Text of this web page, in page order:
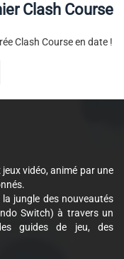
Clash Course
Clash Course en date !
vidéo, animé par une
jungle des nouveautés
Switch) à travers un
guides de jeu, des